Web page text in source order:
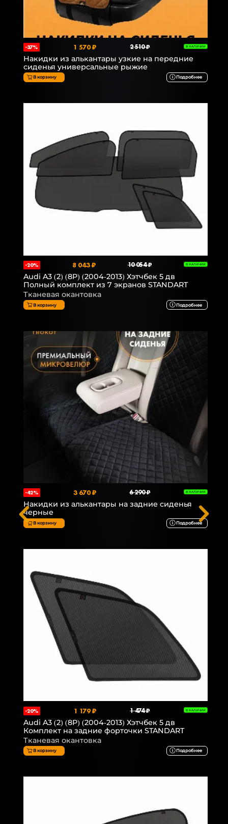
-37% 1 570 ₽ 2 510 ₽ В НАЛИЧИИ
Накидки из алькантары узкие на передние
сиденья универсальные рыжие
В корзину Подробнее
-20% 8 043 ₽ 10 054 ₽ В НАЛИЧИИ
Audi A3 (2) (8P) (2004-2013) Хэтчбек 5 дв
Полный комплект из 7 экранов STANDART
Тканевая окантовка
В корзину Подробнее
-42% 3 670 ₽ 6 290 ₽ В НАЛИЧИИ
Накидки из алькантары на задние сиденья
черные
В корзину Подробнее
-20% 1 179 ₽ 1 474 ₽ В НАЛИЧИИ
Audi A3 (2) (8P) (2004-2013) Хэтчбек 5 дв
Комплект на задние форточки STANDART
Тканевая окантовка
В корзину Подробнее